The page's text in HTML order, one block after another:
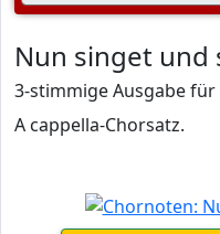
Nun singet und
3-stimmige Ausgabe
A cappella-Chorsatz.